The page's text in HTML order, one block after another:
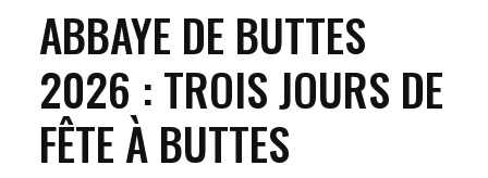
ABBAYE DE BUTTES
2026 : TROIS JOURS DE
FÊTE À BUTTES